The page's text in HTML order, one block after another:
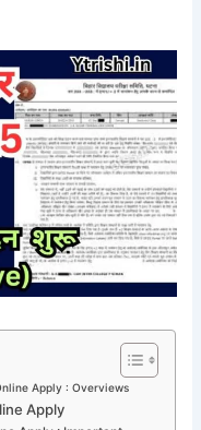
Apply : Overviews
Apply